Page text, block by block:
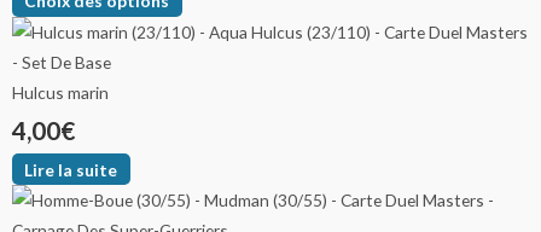
Hulcus marin
4,00€
Lire la suite